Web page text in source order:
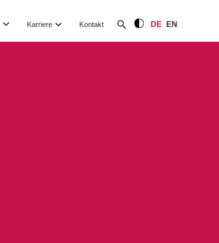
Karriere Kontakt DE EN